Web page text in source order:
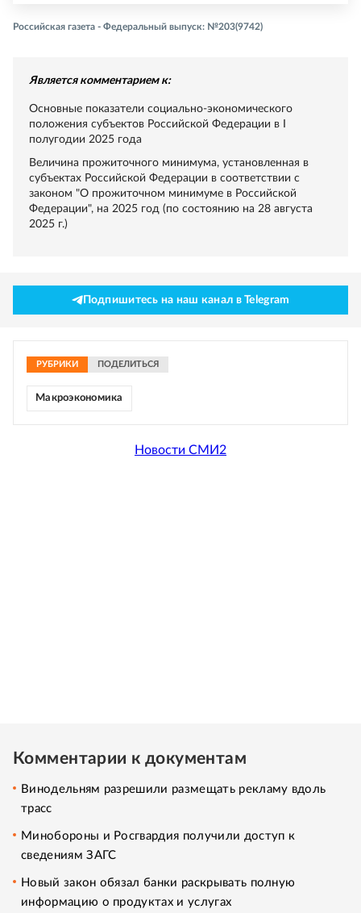
Российская газета - Федеральный выпуск: №203(9742)
Является комментарием к:
Основные показатели социально-экономического
положения субъектов Российской Федерации в I
полугодии 2025 года
Величина прожиточного минимума, установленная в
субъектах Российской Федерации в соответствии с
законом "О прожиточном минимуме в Российской
Федерации", на 2025 год (по состоянию на 28 августа
2025 г.)
Подпишитесь на наш канал в Telegram
РУБРИКИ ПОДЕЛИТЬСЯ
Макроэкономика
Новости СМИ2
Комментарии к документам
Винодельням разрешили размещать рекламу вдоль
трасс
Минобороны и Росгвардия получили доступ к
сведениям ЗАГС
Новый закон обязал банки раскрывать полную
информацию о продуктах и услугах